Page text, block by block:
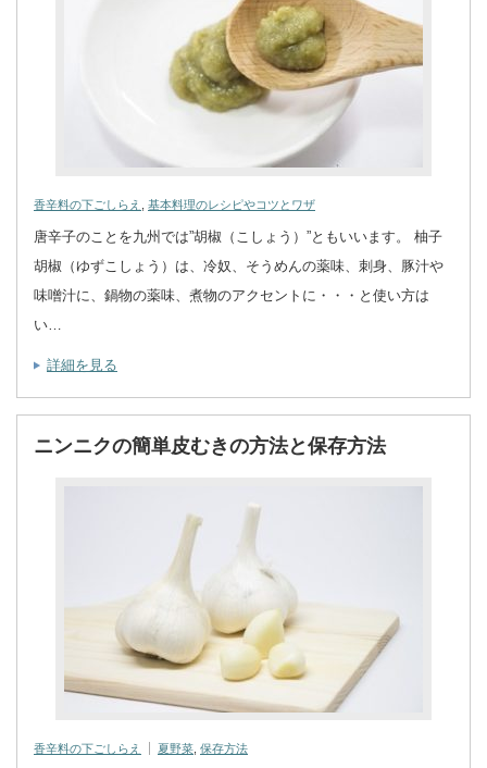
香辛料の下ごしらえ 基本料理のレシピやコツとワザ
唐辛子のことを九州では”胡椒（こしょう）”ともいいます。 柚子
胡椒（ゆずこしょう）は、冷奴、そうめんの薬味、刺身、豚汁や
味噌汁に、鍋物の薬味、煮物のアクセントに・・・と使い方は
い…
詳細を見る
ニンニクの簡単皮むきの方法と保存方法
香辛料の下ごしらえ 夏野菜 保存方法